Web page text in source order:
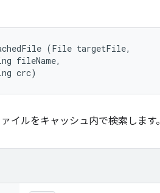
(File targetFile,
fileName,
crc)
イルをキャッシュ内で検索します。